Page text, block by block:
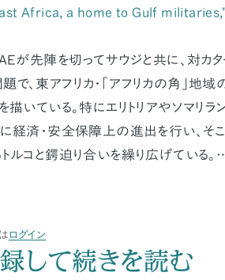
Africa, a home to Gulf militaries,"
が先陣を切ってサウジと共に、対カタ
、東アフリカ・「アフリカの角」地域
いている。特にエリトリアやソマリラ
経済・安全保障上の進出を行い、そ
ルコと鍔迫り合いを繰り広げている
ログイン
して続きを読む